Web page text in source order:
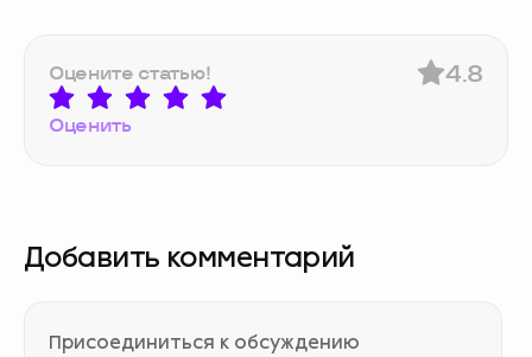
Оцените статью!
Оценить
4.8
Добавить комментарий